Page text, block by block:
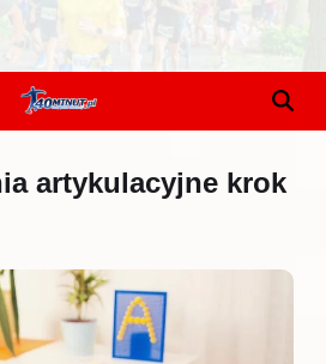
artykulacyjne krok